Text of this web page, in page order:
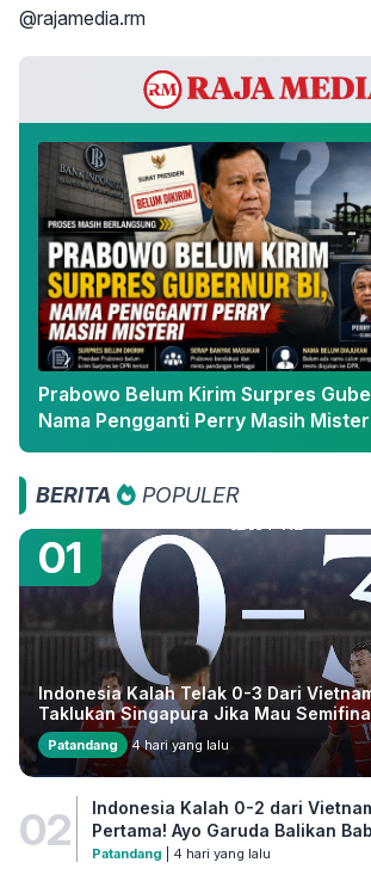
@rajamedia.rm
Prabowo Belum Kirim Surpres
Nama Pengganti Perry Masih
BERITA POPULER
01
Indonesia Kalah Telak 0-3 Dari
Taklukan Singapura Jika Mau
Patandang 4 hari yang lalu
02
Indonesia Kalah 0-2 dari
Pertama! Ayo Garuda Balikan
Patandang | 4 hari yang lalu